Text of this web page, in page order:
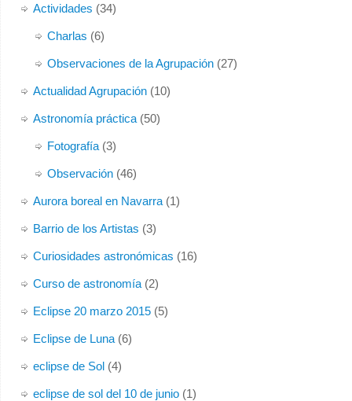
Actividades (34)
Charlas (6)
Observaciones de la Agrupación(27)
Actualidad Agrupación(10)
Astronomía práctica(50)
Fotografía(3)
Observación(46)
Aurora boreal en Navarra(1)
Barrio de los Artistas (3)
Curiosidades astronómicas (16)
Curso de astronomía(2)
Eclipse 20 marzo 2015(5)
Eclipse de Luna(6)
eclipse de Sol(4)
eclipse de sol del 10 de junio(1)